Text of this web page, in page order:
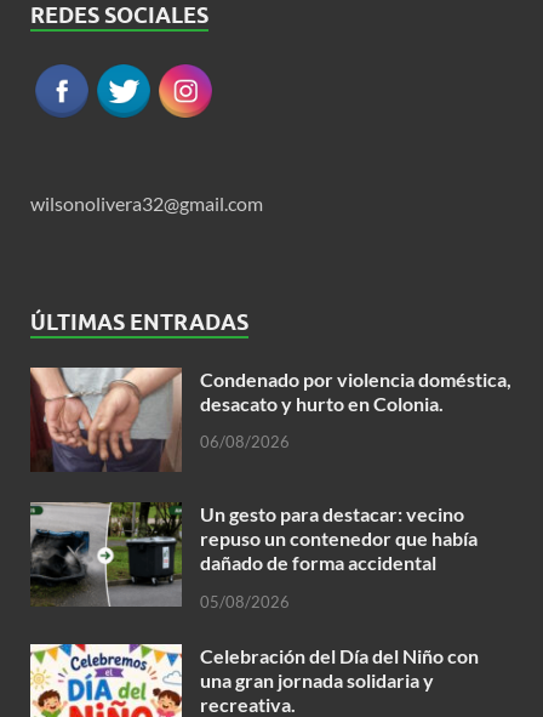
REDES SOCIALES
wilsonolivera32@gmail.com
ÚLTIMAS ENTRADAS
Condenado por violencia doméstica,
desacato y hurto en Colonia.
06/08/2026
Un gesto para destacar: vecino
repuso un contenedor que había
dañado de forma accidental
05/08/2026
Celebración del Día del Niño con
una gran jornada solidaria y
recreativa.